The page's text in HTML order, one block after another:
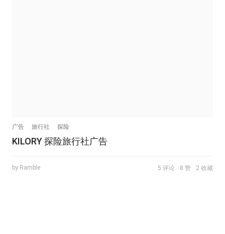
广告 旅行社 探险
KILORY 探险旅行社广告
by Ramble 5 评论 8 赞 2 收藏